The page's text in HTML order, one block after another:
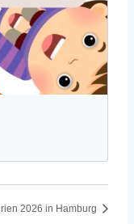
2026 in Hamburg